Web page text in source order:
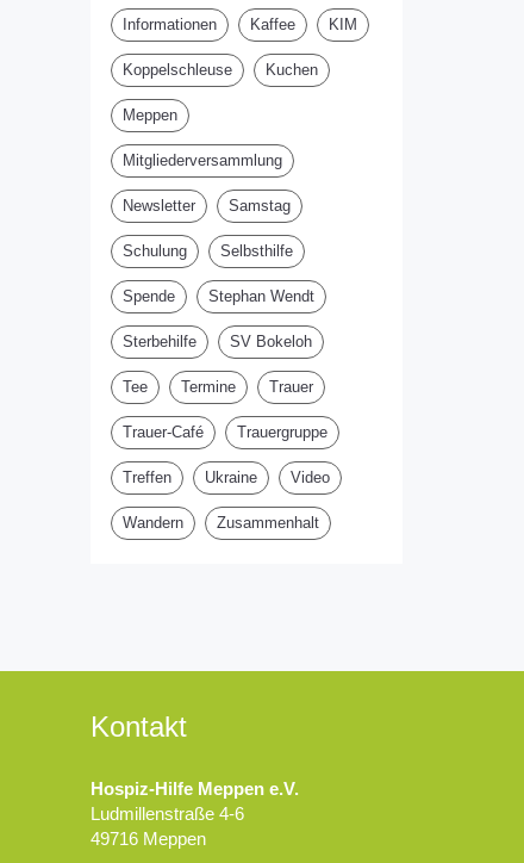
Informationen Kaffee KIM
Koppelschleuse Kuchen
Meppen
Mitgliederversammlung
Newsletter Samstag
Schulung Selbsthilfe
Spende Stephan Wendt
Sterbehilfe SV Bokeloh
Tee Termine Trauer
Trauer-Café Trauergruppe
Treffen Ukraine Video
Wandern Zusammenhalt
Kontakt
Hospiz-Hilfe Meppen e.V.
Ludmillenstraße 4-6
49716 Meppen